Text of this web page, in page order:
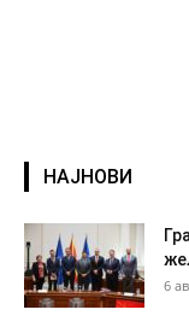
НАЈНОВИ
6